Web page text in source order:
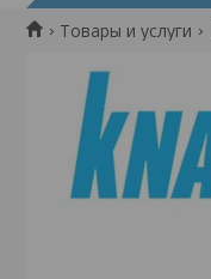
Товары и услуги